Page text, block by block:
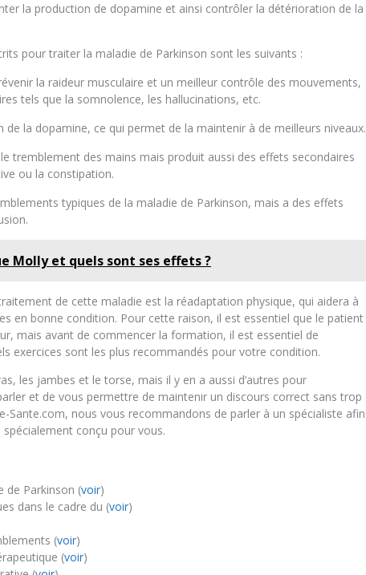
la production de dopamine et ainsi contrôler la détérioration de la
pour traiter la maladie de Parkinson sont les suivants :
la raideur musculaire et un meilleur contrôle des mouvements,
tels que la somnolence, les hallucinations, etc.
de la dopamine, ce qui permet de la maintenir à de meilleurs niveaux.
tremblement des mains mais produit aussi des effets secondaires
ou la constipation.
typiques de la maladie de Parkinson, mais a des effets
Molly et quels sont ses effets ?
de cette maladie est la réadaptation physique, qui aidera à
en bonne condition. Pour cette raison, il est essentiel que le patient
mais avant de commencer la formation, il est essentiel de
exercices sont les plus recommandés pour votre condition.
les jambes et le torse, mais il y en a aussi d’autres pour
et de vous permettre de maintenir un discours correct sans trop
Sante.com, nous vous recommandons de parler à un spécialiste afin
spécialement conçu pour vous.
de Parkinson (voir)
dans le cadre du (voir)
(voir)
(voir)